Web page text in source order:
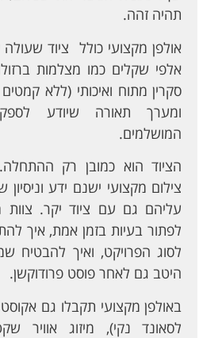
תהיה זהה.
אולפן מקצועי כולל ציוד
אלפי שקלים כמו מצלמות
סקרין מתוח ואיכותי (ללא
ומערך תאורה שיודע
המושלמים.
הציוד הוא כמובן רק
צילום מקצועי ישנם ידע
עליהם גם עם ציוד יקר. צוות
לפתור בעיות בזמן אמת, איך
לסוג הפרויקט, ואיך להבטיח
היטב גם לאחר פוסט פרודוקשן.
באולפן מקצועי תקבלו גם
לסאונד נקי), מיזוג אוויר